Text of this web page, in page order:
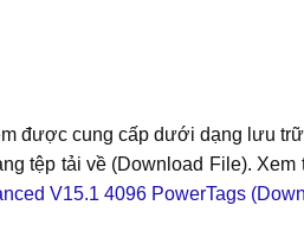
được cung cấp dưới dạng lưu
tệp tải về (Download File).
V15.1 4096 PowerTags